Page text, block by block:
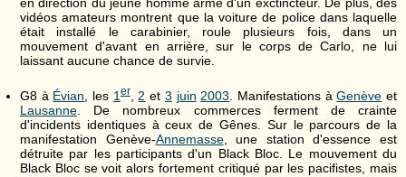
vidéos amateurs montrent que la voiture de police dans laquelle
était installé le carabinier, roule plusieurs fois, dans un
mouvement d'avant en arrière, sur le corps de Carlo, ne lui
laissant aucune chance de survie.
G8 à Évian , les 1er, 2 et 3 juin 2003 . Manifestations àGenève et
Lausanne . De nombreux commerces ferment de crainte
d'incidents identiques à ceux de Gênes. Sur le parcours de la
manifestation Genève-Annemasse, une station d'essence est
détruite par les participants d'un Black Bloc. Le mouvement du
Black Bloc se voit alors fortement critiqué par les pacifistes, mais